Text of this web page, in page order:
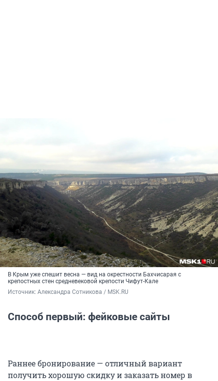
В Крым уже спешит весна — вид на окрестности Бахчисарая с
крепостных стен средневековой крепости Чифут-Кале
Источник: Александра Сотникова / MSK.RU
Способ первый: фейковые сайты
Раннее бронирование — отличный вариант
получить хорошую скидку и заказать номер в